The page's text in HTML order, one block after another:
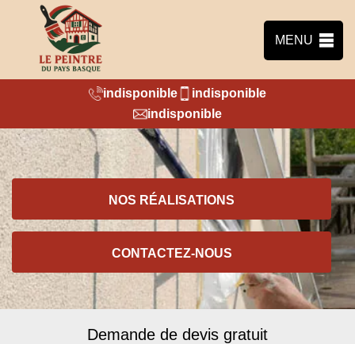
MENU
indisponible
indisponible
indisponible
NOS RÉALISATIONS
CONTACTEZ-NOUS
Demande de devis gratuit